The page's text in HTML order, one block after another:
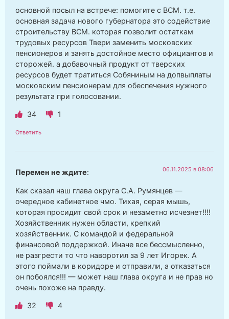
основной посыл на встрече: помогите с ВСМ. т.е.
основная задача нового губернатора это содействие
строительству ВСМ. которая позволит остаткам
трудовых ресурсов Твери заменить московских
пенсионеров и занять достойное место официантов и
сторожей. а добавочный продукт от тверских
ресурсов будет тратиться Собяниным на допвыплаты
московским пенсионерам для обеспечения нужного
результата при голосовании.
34 1
Ответить
Перемен не ждите: 06.11.2025 в 08:06
Как сказал наш глава округа С.А. Румянцев —
очередное кабинетное чмо. Тихая, серая мышь,
которая просидит свой срок и незаметно исчезнет!!!!
Хозяйственник нужен области, крепкий
хозяйственник. С командой и федеральной
финансовой поддержкой. Иначе все бессмысленно,
не разгрести то что наворотил за 9 лет Игорек. А
этого поймали в коридоре и отправили, а отказаться
он побоялся!!! — может наш глава округа и не прав но
очень похоже на правду.
32 4